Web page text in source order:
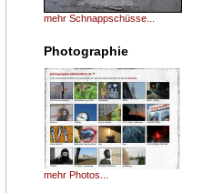
mehr Schnappschüsse...
Photographie
mehr Photos...